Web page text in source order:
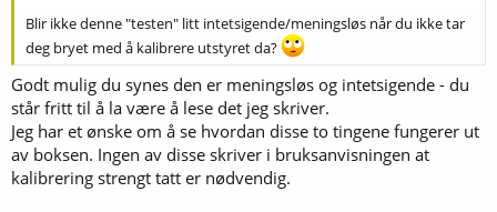
Blir ikke denne "testen" litt intetsigende/meningsløs når du ikke tar
deg bryet med å kalibrere utstyret da?
Godt mulig du synes den er meningsløs og intetsigende - du
står fritt til å la være å lese det jeg skriver.
Jeg har et ønske om å se hvordan disse to tingene fungerer ut
av boksen. Ingen av disse skriver i bruksanvisningen at
kalibrering strengt tatt er nødvendig.